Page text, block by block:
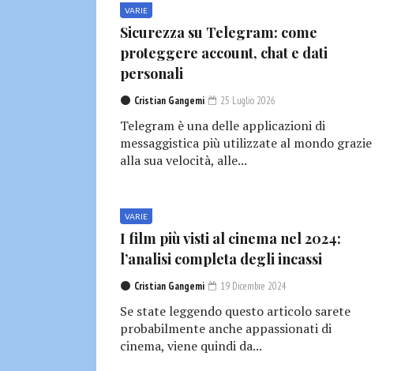
VARIE
Sicurezza su Telegram: come
proteggere account, chat e dati
personali
Cristian Gangemi 25 Luglio 2026
Telegram è una delle applicazioni di
messaggistica più utilizzate al mondo grazie
alla sua velocità, alle...
VARIE
I film più visti al cinema nel 2024:
l’analisi completa degli incassi
Cristian Gangemi 19 Dicembre 2024
Se state leggendo questo articolo sarete
probabilmente anche appassionati di
cinema, viene quindi da...